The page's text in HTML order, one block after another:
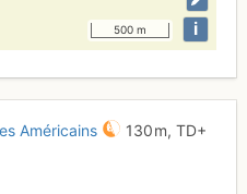
500 m i
Américains 130 m, TD+